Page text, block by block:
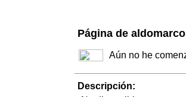
Página de
Aún no he
Descripción: